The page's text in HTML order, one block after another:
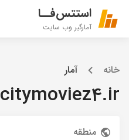
استتس‌فــا
آمارگیر وب سایت
خانه آمار
citymoviez4.ir
منطقه